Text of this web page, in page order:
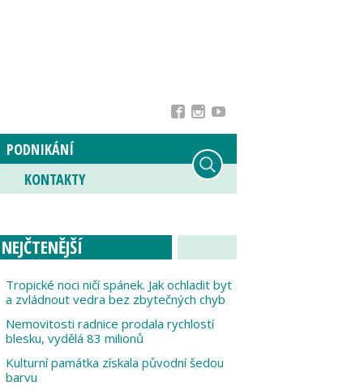
PODNIKÁNÍ
KONTAKTY
NEJČTENĚJŠÍ
Tropické noci ničí spánek. Jak ochladit byt
a zvládnout vedra bez zbytečných chyb
Nemovitosti radnice prodala rychlostí
blesku, vydělá 83 milionů
Kulturní památka získala původní šedou
barvu